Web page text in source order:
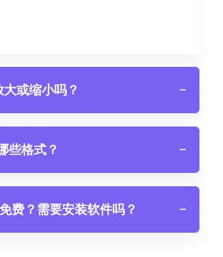
或缩小吗？ −
些格式？ −
费？需要安装软件吗？ −